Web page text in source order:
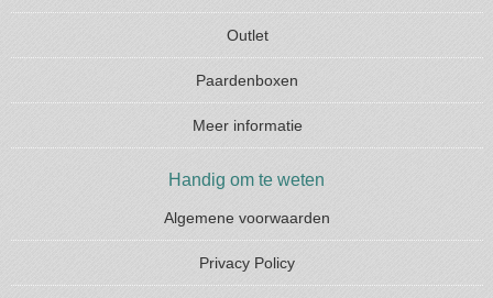
Outlet
Paardenboxen
Meer informatie
Handig om te weten
Algemene voorwaarden
Privacy Policy